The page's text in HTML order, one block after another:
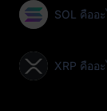
SOL คืออ
XRP คืออ